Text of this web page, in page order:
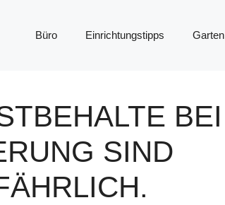
Büro Einrichtungstipps Garten
BEI
SIND